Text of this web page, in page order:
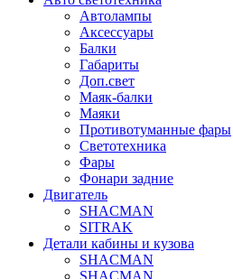
Автолампы
Аксессуары
Балки
Габариты
Доп.свет
Маяк-балки
Маяки
Противотуманные фары
Светотехника
Фары
Фонари задние
Двигатель
SHACMAN
SITRAK
Детали кабины и кузова
SHACMAN
SHACMAN